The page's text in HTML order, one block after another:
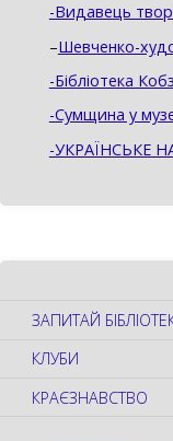
-Видавець
–Шевченко-
-Бібліотека
-Сумщина у
-УКРАЇНСЬКЕ
ЗАПИТАЙ
КЛУБИ
КРАЄЗНАВСТВО